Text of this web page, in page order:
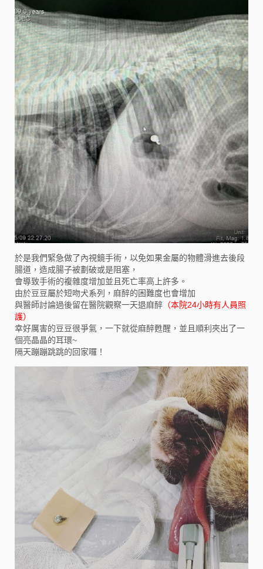
於是我們緊急做了內視鏡手術，以免如果金屬的物體滑進去後段
腸道，造成腸子被劃破或是阻塞，
會導致手術的複雜度增加並且死亡率高上許多。
由於豆豆屬於短吻犬系列，麻醉的困難度也會增加
與醫師討論過後留在醫院觀察一天退麻醉 （本院24小時有人員照
護）
幸好厲害的豆豆很爭氣，一下就從麻醉甦醒，並且順利夾出了一
個亮晶晶的耳環~
隔天蹦蹦跳跳的回家囉！